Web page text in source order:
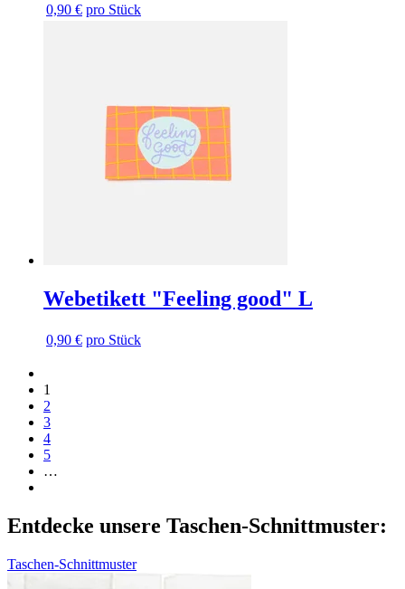
0,90 € pro Stück
Webetikett "Feeling good" L
0,90 € pro Stück
Seite
Seite
1
Seite
2
Seite
3
Seite
4
Seite
5
…
Entdecke unsere Taschen-Schnittmuster:
Taschen-Schnittmuster